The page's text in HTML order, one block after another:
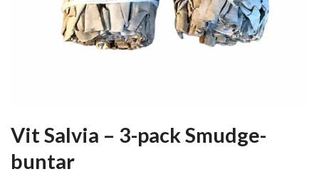
Vit Salvia – 3-pack Smudge-
buntar